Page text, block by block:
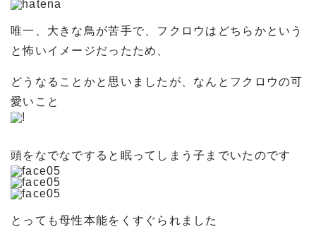
唯一、大きな鳥が苦手で、フクロウはどちらかという
と怖いイメージだったため、
どうなることかと思いましたが、なんとフクロウの可
愛いこと
頭をなでなですると眠ってしまう子までいたのです
とっても母性本能をくすぐられました